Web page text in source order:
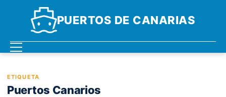
PUERTOS DE CANARIAS
ETIQUETA
Puertos Canarios